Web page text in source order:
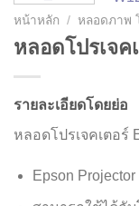
หน้าหลัก / หลอดภาพ
หลอดโปรเจค
รายละเอียดโดยย่อ
หลอดโปรเจคเตอร์
Epson